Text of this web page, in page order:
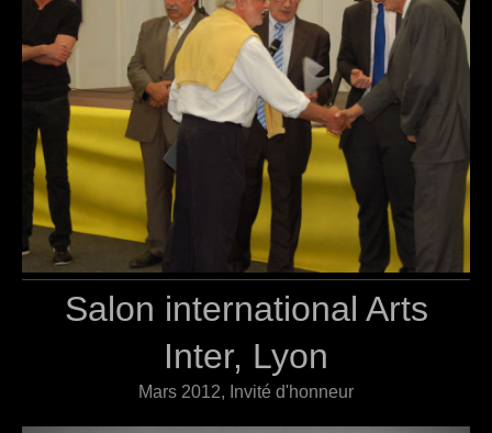
Salon international Arts
Inter, Lyon
Mars 2012, Invité d'honneur